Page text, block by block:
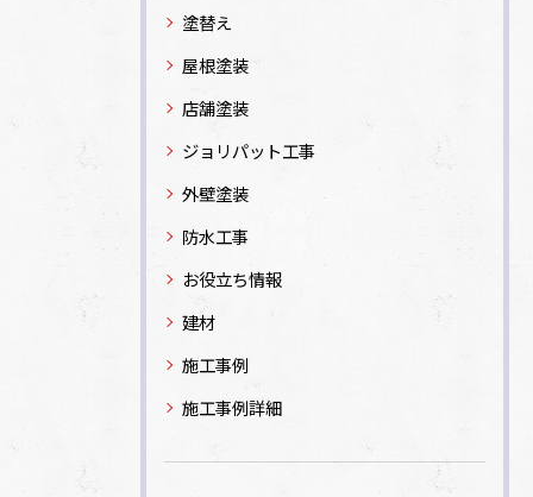
塗替え
屋根塗装
店舗塗装
ジョリパット工事
外壁塗装
防水工事
お役立ち情報
建材
施工事例
施工事例詳細